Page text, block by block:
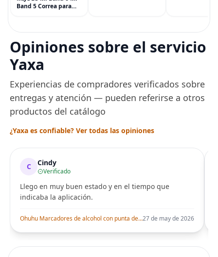
Band 5 Correa para
de metal para Mi
Smart Band 6
Opiniones sobre el servicio
Yaxa
Experiencias de compradores verificados sobre
entregas y atención — pueden referirse a otros
productos del catálogo
¿Yaxa es confiable? Ver todas las opiniones
C Cindy
Verificado
Llego en muy buen estado y en el tiempo que
indicaba la aplicación.
Ohuhu Marcadores de alcohol con punta de pincel – Juego de marcadores artísticos de doble punta con certificación AP para artistas adultos27 de may de 2026